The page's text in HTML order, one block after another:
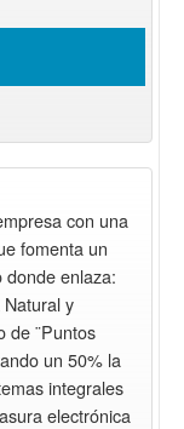
con una
fomenta un
donde enlaza:
y
de ¨Puntos
un 50% la
integrales
electrónica